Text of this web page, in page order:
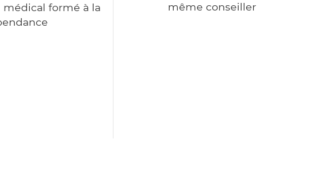
médical formé à la
même conseiller